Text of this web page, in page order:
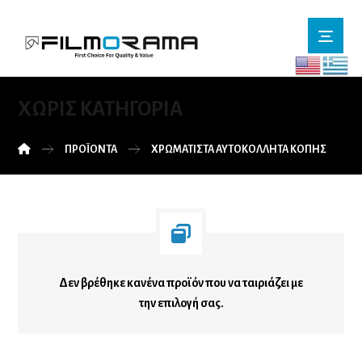
ΧΩΡΊΣ ΚΑΤΗΓΟΡΊΑ
ΠΡΟΪΌΝΤΑ ΧΡΩΜΑΤΙΣΤΑ ΑΥΤΟΚΟΛΛΗΤΑ ΚΟΠΗΣ
Δεν βρέθηκε κανένα προϊόν που να ταιριάζει με
την επιλογή σας.